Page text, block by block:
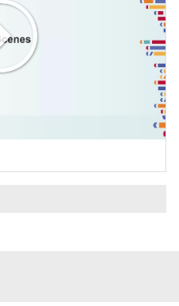
Play
Video